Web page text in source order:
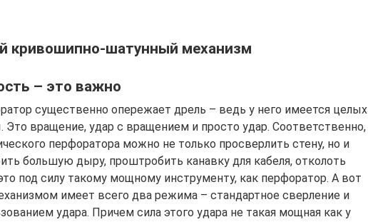
кривошипно-шатунный механизм
– это важно
существенно опережает дрель – ведь у него имеется целых
вращение, удар с вращением и просто удар. Соответственно,
перфоратора можно не только просверлить стену, но и
большую дыру, проштробить канавку для кабеля, отколоть
под силу такому мощному инструменту, как перфоратор. А вот
имеет всего два режима – стандартное сверление и
удара. Причем сила этого удара не такая мощная как у